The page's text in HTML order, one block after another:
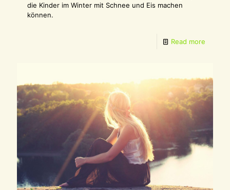
die Kinder im Winter mit Schnee und Eis machen
können.
Read more